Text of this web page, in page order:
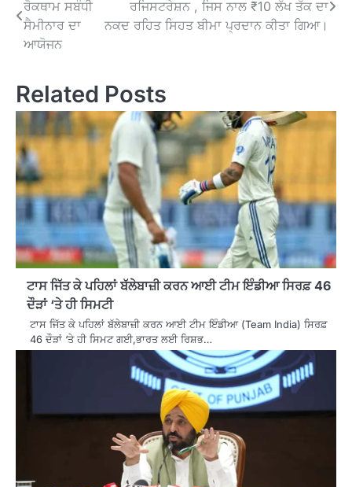
navigation
ਰੋਕਥਾਮ ਸਬੰਧੀ
ਸੈਮੀਨਾਰ ਦਾ
ਆਯੋਜਨ
ਰਜਿਸਟਰੇਸ਼ਨ , ਜਿਸ ਨਾਲ ₹10 ਲੱਖ ਤੱਕ ਦਾ
ਨਕਦ ਰਹਿਤ ਸਿਹਤ ਬੀਮਾ ਪ੍ਰਦਾਨ ਕੀਤਾ ਗਿਆ।
Related Posts
ਟਾਸ ਜਿੱਤ ਕੇ ਪਹਿਲਾਂ ਬੱਲੇਬਾਜ਼ੀ ਕਰਨ ਆਈ ਟੀਮ ਇੰਡੀਆ ਸਿਰਫ਼ 46
ਦੌੜਾਂ ‘ਤੇ ਹੀ ਸਿਮਟੀ
ਟਾਸ ਜਿੱਤ ਕੇ ਪਹਿਲਾਂ ਬੱਲੇਬਾਜ਼ੀ ਕਰਨ ਆਈ ਟੀਮ ਇੰਡੀਆ (Team India) ਸਿਰਫ਼
46 ਦੌੜਾਂ ‘ਤੇ ਹੀ ਸਿਮਟ ਗਈ,ਭਾਰਤ ਲਈ ਰਿਸ਼ਭ…